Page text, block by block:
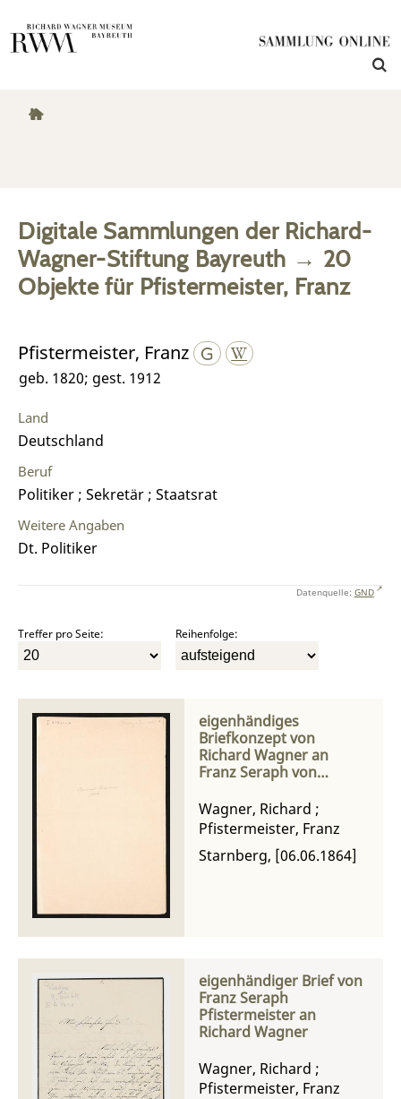
Digitale Sammlungen der Richard-
Wagner-Stiftung Bayreuth → 20
Objektefür Pfistermeister, Franz
Pfistermeister, Franz
geb. 1820; gest. 1912
Land
Deutschland
Beruf
Politiker ; Sekretär ; Staatsrat
Weitere Angaben
Dt. Politiker
Datenquelle: GND
Treffer pro Seite: Reihenfolge:
eigenhändiges
Briefkonzept von
Richard Wagner an
Franz Seraph von
Wagner, Richard ;
Pfistermeister, Franz
Starnberg, [06.06.1864]
eigenhändiger Brief von
Franz Seraph
Pfistermeister an
Richard Wagner
Wagner, Richard ;
Pfistermeister, Franz